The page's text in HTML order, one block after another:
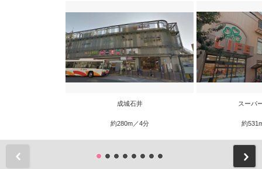
成城石井
約280m／4分
スーパ
約